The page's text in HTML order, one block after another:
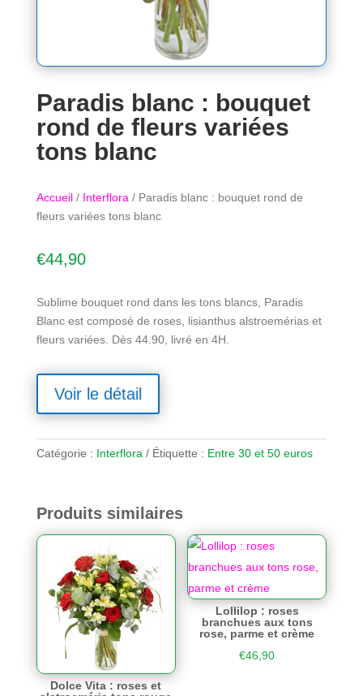
Paradis blanc : bouquet
rond de fleurs variées
tons blanc
Accueil/ Interflora / Paradis blanc : bouquet rond de
fleurs variées tons blanc
€44,90
Sublime bouquet rond dans les tons blancs, Paradis
Blanc est composé de roses, lisianthus alstroemérias et
fleurs variées. Dès 44.90, livré en 4H.
Voir le détail
Catégorie : Interflora Étiquette : Entre 30 et 50 euros
Produits similaires
Dolce Vita : roses et
Lollilop : roses
branchues aux tons
rose, parme et crème
€46,90